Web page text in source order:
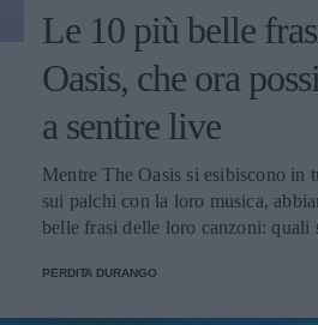
Le 10 più belle
Oasis, che ora
a sentire live
Mentre The Oasis si esibiscono in
sui palchi con la loro musica,
belle frasi delle loro canzoni: quali
PERDITA DURANGO